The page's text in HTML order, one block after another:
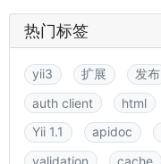
热门标签
yii3 扩展 发布
auth client
html
Yii 1.1
apidoc
validation
cache